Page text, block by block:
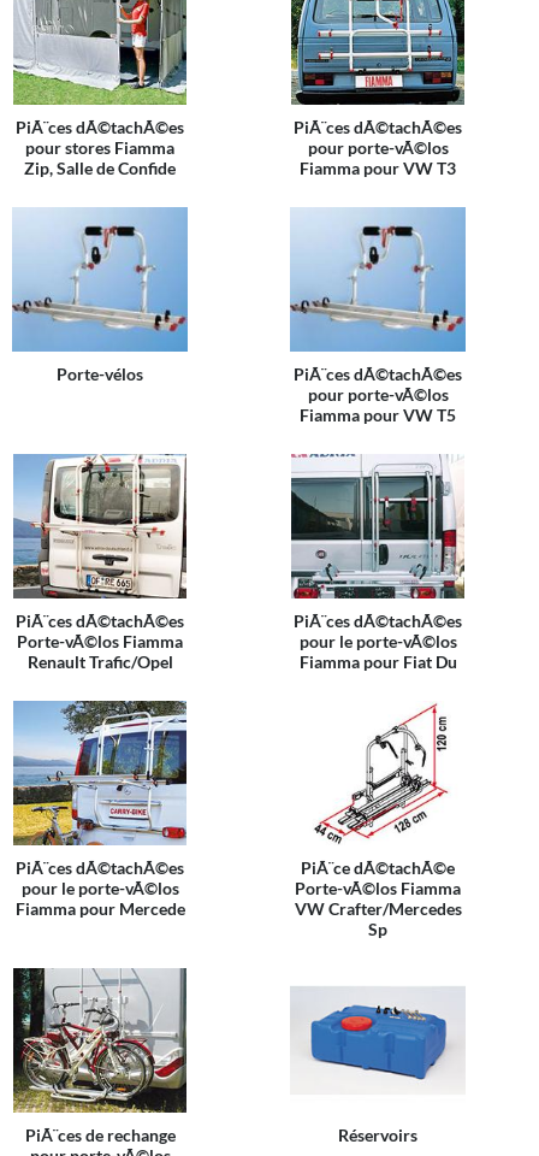
PiÃ¨ces dÃ©tachÃ©es
pour stores Fiamma
Zip, Salle de Confide
PiÃ¨ces dÃ©tachÃ©es
pour porte-vÃ©los
Fiamma pour VW T3
Porte-vélos
PiÃ¨ces dÃ©tachÃ©es
pour porte-vÃ©los
Fiamma pour VW T5
PiÃ¨ces dÃ©tachÃ©es
Porte-vÃ©los Fiamma
Renault Trafic/Opel
PiÃ¨ces dÃ©tachÃ©es
pour le porte-vÃ©los
Fiamma pour Fiat Du
PiÃ¨ces dÃ©tachÃ©es
pour le porte-vÃ©los
Fiamma pour Mercede
PiÃ¨ce dÃ©tachÃ©e
Porte-vÃ©los Fiamma
VW Crafter/Mercedes
Sp
PiÃ¨ces de rechange
Réservoirs